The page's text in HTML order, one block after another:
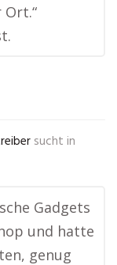
sucht in
Gadgets
und hatte
genug